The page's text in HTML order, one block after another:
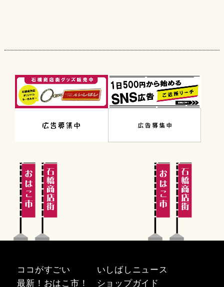
ココがすごい
いしばしニュース
最新！おはこ市！
ショップガイド